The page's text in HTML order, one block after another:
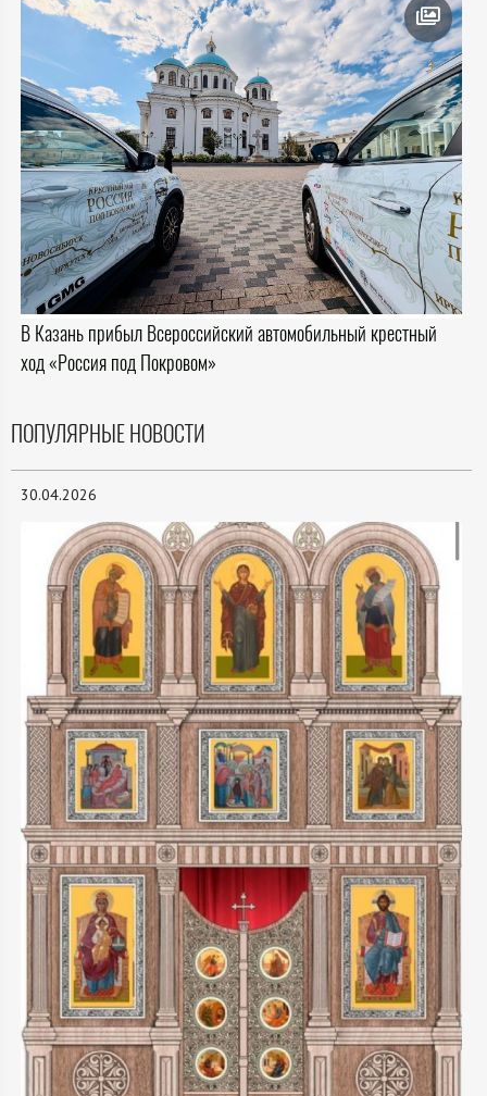
В Казань прибыл Всероссийский автомобильный крестный
ход «Россия под Покровом»
ПОПУЛЯРНЫЕ НОВОСТИ
30.04.2026